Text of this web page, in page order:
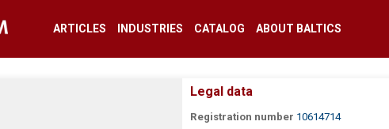
ARTICLES INDUSTRIES CATALOG ABOUT BALTICS
Legal data
Registration number 10614714